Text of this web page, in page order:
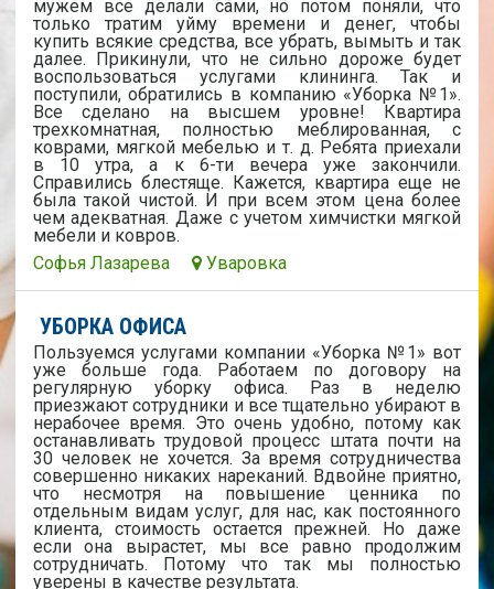
мужем все делали сами, но потом поняли, что
только тратим уйму времени и денег, чтобы
купить всякие средства, все убрать, вымыть и так
далее. Прикинули, что не сильно дороже будет
воспользоваться услугами клининга. Так и
поступили, обратились в компанию «Уборка №1».
Все сделано на высшем уровне! Квартира
трехкомнатная, полностью меблированная, с
коврами, мягкой мебелью и т. д. Ребята приехали
в 10 утра, а к 6-ти вечера уже закончили.
Справились блестяще. Кажется, квартира еще не
была такой чистой. И при всем этом цена более
чем адекватная. Даже с учетом химчистки мягкой
мебели и ковров.
Софья Лазарева
Уваровка
УБОРКА ОФИСА
Пользуемся услугами компании «Уборка №1» вот
уже больше года. Работаем по договору на
регулярную уборку офиса. Раз в неделю
приезжают сотрудники и все тщательно убирают в
нерабочее время. Это очень удобно, потому как
останавливать трудовой процесс штата почти на
30 человек не хочется. За время сотрудничества
совершенно никаких нареканий. Вдвойне приятно,
что несмотря на повышение ценника по
отдельным видам услуг, для нас, как постоянного
клиента, стоимость остается прежней. Но даже
если она вырастет, мы все равно продолжим
сотрудничать. Потому что так мы полностью
уверены в качестве результата.